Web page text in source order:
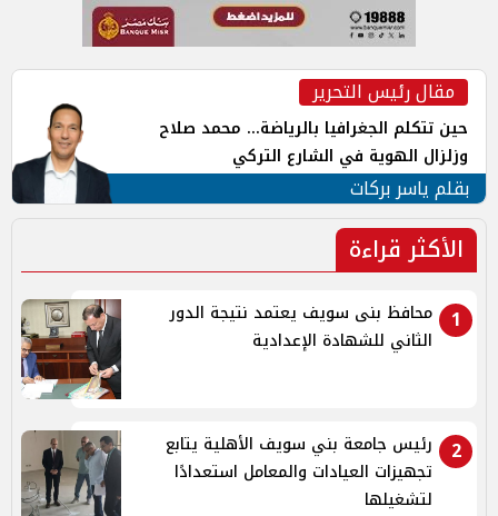
مقال رئيس التحرير
حين تتكلم الجغرافيا بالرياضة... محمد صلاح
وزلزال الهوية في الشارع التركي
بقلم ياسر بركات
الأكثر قراءة
1
محافظ بنى سويف يعتمد نتيجة الدور
الثاني للشهادة الإعدادية
2
رئيس جامعة بني سويف الأهلية يتابع
تجهيزات العيادات والمعامل استعدادًا
لتشغيلها